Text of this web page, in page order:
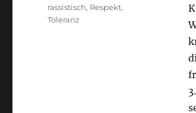
rassistisch, Respekt,
Toleranz